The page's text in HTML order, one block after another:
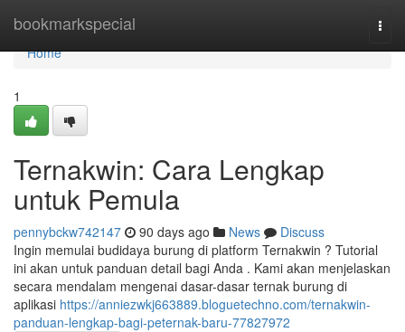
bookmarkspecial
Home
Home
1
Ternakwin: Cara Lengkap
untuk Pemula
pennybckw742147 90 days ago News
Discuss
Ingin memulai budidaya burung di platform Ternakwin ? Tutorial
ini akan untuk panduan detail bagi Anda . Kami akan menjelaskan
secara mendalam mengenai dasar-dasar ternak burung di
aplikasi https://anniezwkj663889.bloguetechno.com/ternakwin-
panduan-lengkap-bagi-peternak-baru-77827972